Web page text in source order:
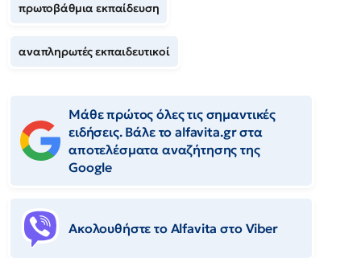
πρωτοβάθμια εκπαίδευση
αναπληρωτές εκπαιδευτικοί
Μάθε πρώτος όλες τις σημαντικές
ειδήσεις. Βάλε το alfavita.gr στα
αποτελέσματα αναζήτησης της
Google
Ακολουθήστε το Αlfavita στο Viber